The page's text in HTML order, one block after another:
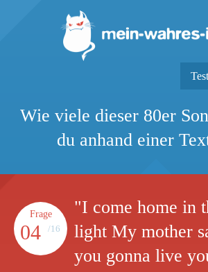
Wie viele dieser 80er
du anhand einer
Frage
04 /16
"I come home in
light My mother
you gonna live